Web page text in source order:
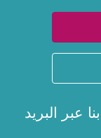
عبر
البريد